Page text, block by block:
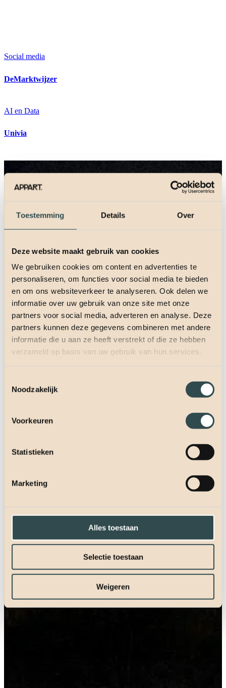
Toestemming Details Over
Deze website maakt gebruik van cookies
We gebruiken cookies om content en advertenties te
personaliseren, om functies voor social media te bieden
en om ons websiteverkeer te analyseren. Ook delen we
informatie over uw gebruik van onze site met onze
partners voor social media, adverteren en analyse. Deze
partners kunnen deze gegevens combineren met andere
informatie die u aan ze heeft verstrekt of die ze hebben
verzameld op basis van uw gebruik van hun services.
Noodzakelijk
Voorkeuren
Statistieken
Marketing
Alles toestaan
Selectie toestaan
Weigeren
Social media
DeMarktwijzer
AI en Data
Univia